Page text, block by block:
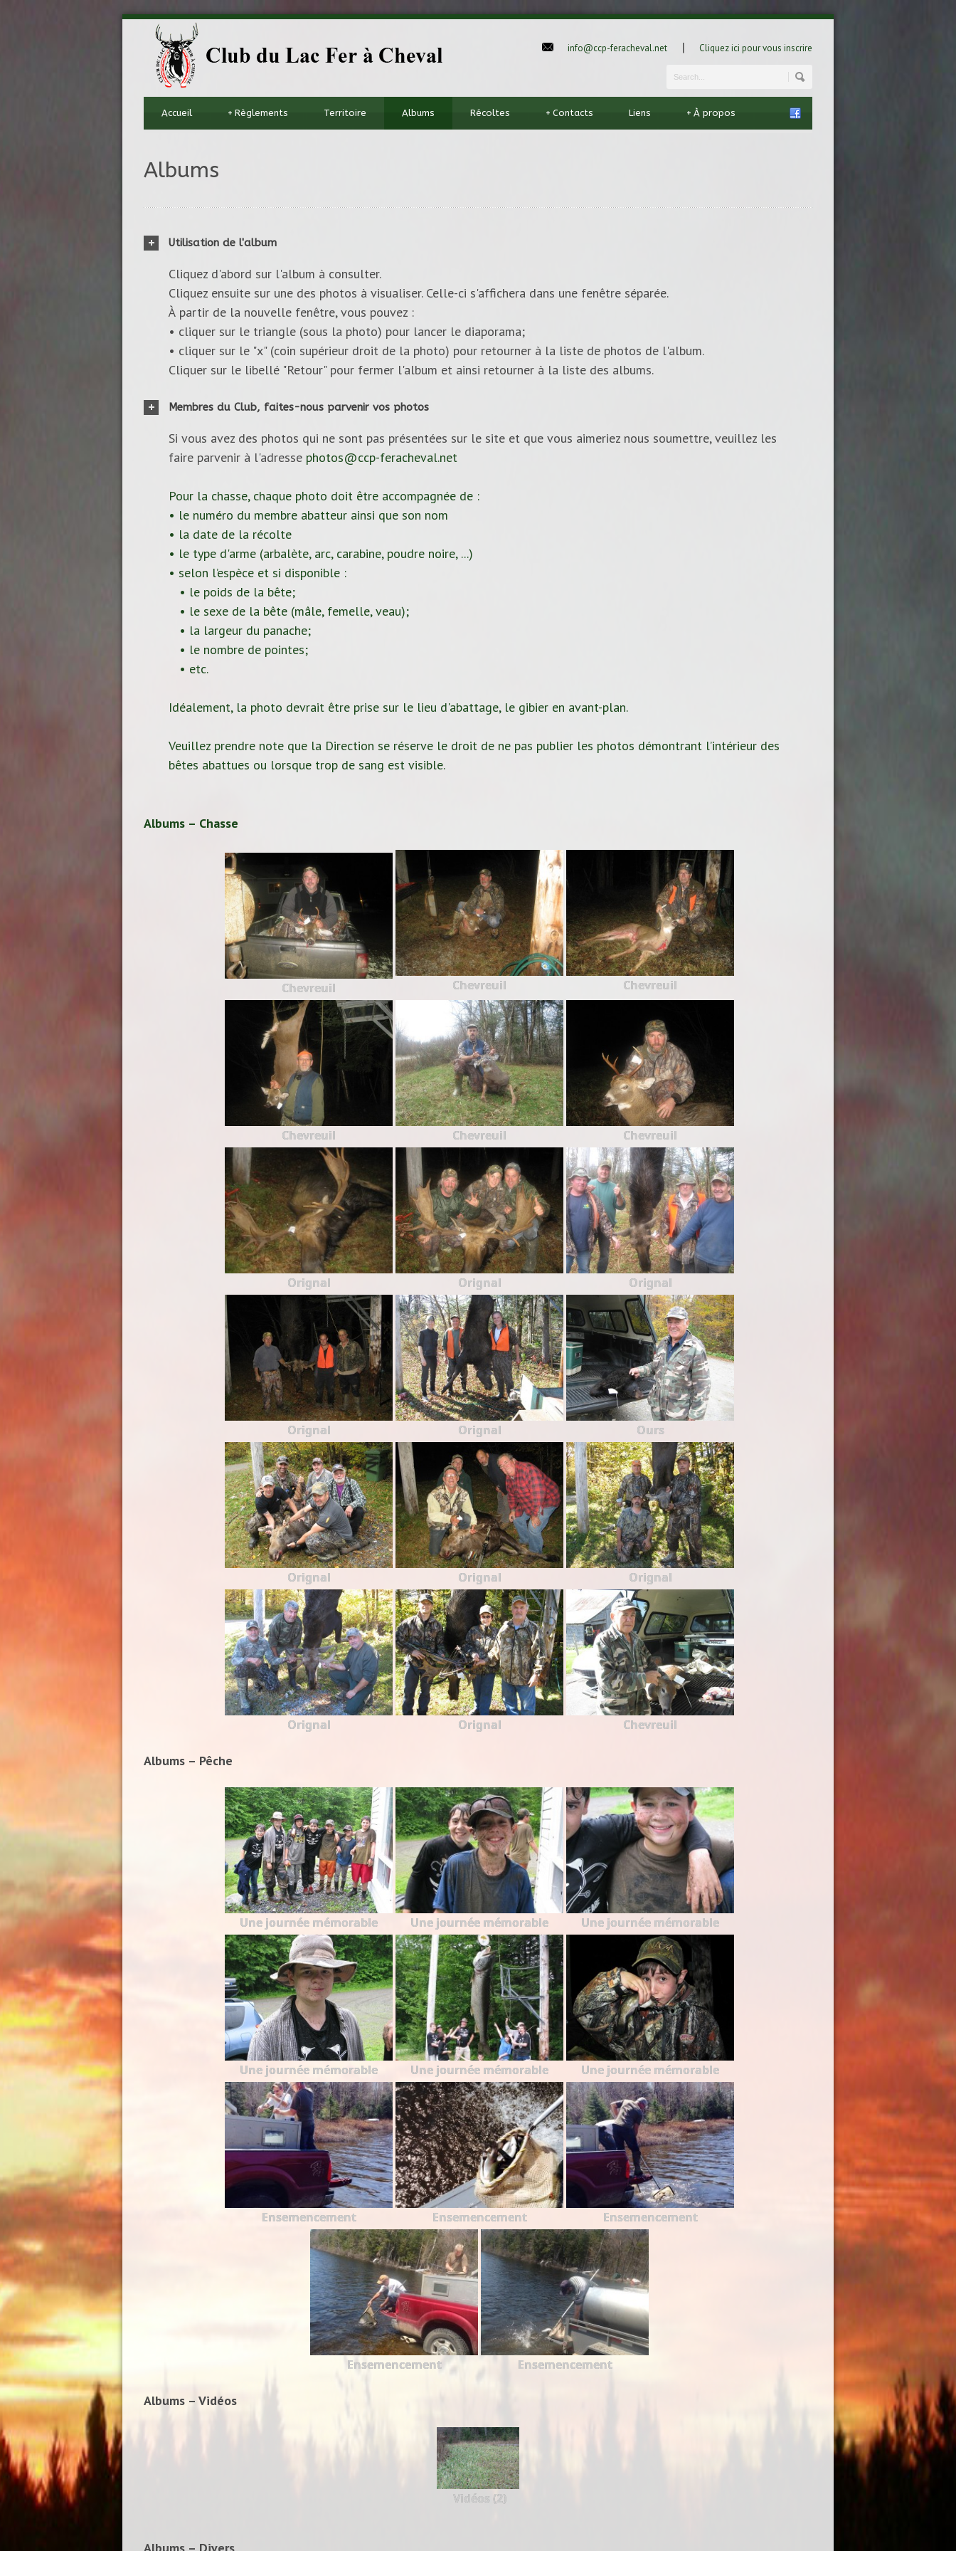
info@ccp-feracheval.net | Cliquez ici pour vous inscrire
Accueil Règlements
+ Territoire Albums Récoltes Contacts
+ Liens À propos
+
Albums
Utilisation de l'album
Cliquez d'abord sur l'album à consulter.
Cliquez ensuite sur une des photos à visualiser. Celle-ci s'affichera dans une fenêtre séparée.
À partir de la nouvelle fenêtre, vous pouvez :
• cliquer sur le triangle (sous la photo) pour lancer le diaporama;
• cliquer sur le "x" (coin supérieur droit de la photo) pour retourner à la liste de photos de l'album.
Cliquer sur le libellé "Retour" pour fermer l'album et ainsi retourner à la liste des albums.
Membres du Club, faites-nous parvenir vos photos
Si vous avez des photos qui ne sont pas présentées sur le site et que vous aimeriez nous soumettre, veuillez les
faire parvenir à l'adresse photos@ccp-feracheval.net
Pour la chasse, chaque photo doit être accompagnée de :
• le numéro du membre abatteur ainsi que son nom
• la date de la récolte
• le type d'arme (arbalète, arc, carabine, poudre noire, ...)
• selon l’espèce et si disponible :
• le poids de la bête;
• le sexe de la bête (mâle, femelle, veau);
• la largeur du panache;
• le nombre de pointes;
• etc.
Idéalement, la photo devrait être prise sur le lieu d'abattage, le gibier en avant-plan.
Veuillez prendre note que la Direction se réserve le droit de ne pas publier les photos démontrant l’intérieur des
bêtes abattues ou lorsque trop de sang est visible.
Albums – Chasse
Chevreuil Chevreuil Chevreuil
Chevreuil Chevreuil Chevreuil
Orignal Orignal Orignal
Orignal Orignal Ours
Orignal Orignal Orignal
Orignal Orignal Chevreuil
Albums – Pêche
Une journée mémorable Une journée mémorable Une journée mémorable
Une journée mémorable Une journée mémorable Une journée mémorable
Ensemencement Ensemencement Ensemencement
Ensemencement Ensemencement
Albums – Vidéos
Vidéos (2)